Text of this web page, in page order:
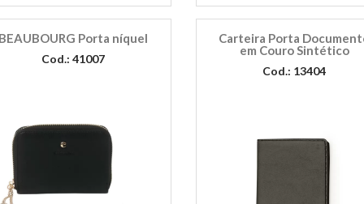
Porta níquel
Cod.: 41007
Carteira Porta
em Couro Sintético
Cod.: 13404